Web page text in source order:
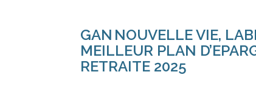
GAN NOUVELLE VIE,
MEILLEUR PLAN
RETRAITE 2025